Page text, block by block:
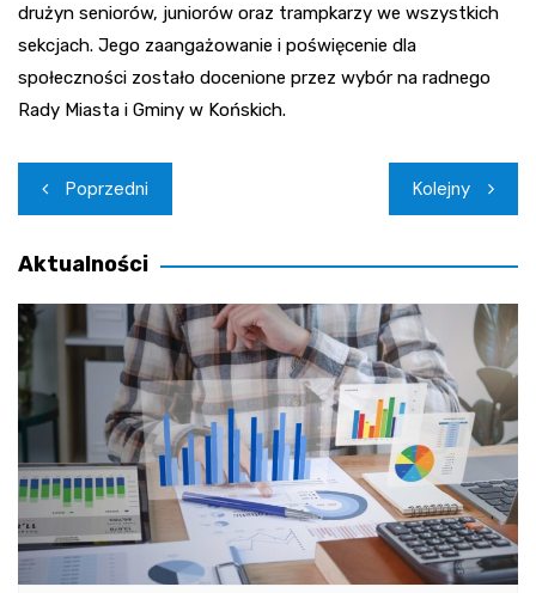
drużyn seniorów, juniorów oraz trampkarzy we wszystkich
sekcjach. Jego zaangażowanie i poświęcenie dla
społeczności zostało docenione przez wybór na radnego
Rady Miasta i Gminy w Końskich.
Nawigacja
wpisu
Poprzedni Kolejny
Aktualności